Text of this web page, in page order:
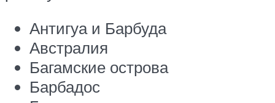
Антигуа и Барбуда
Австралия
Багамские острова
Барбадос